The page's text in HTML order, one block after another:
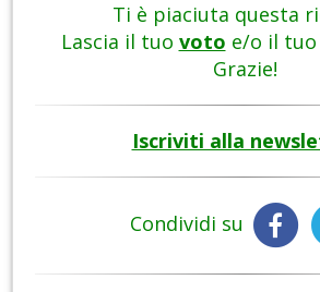
Ti è piaciuta questa
Lascia il tuo voto e/o il tuo
Grazie!
Iscriviti alla
Condividi su